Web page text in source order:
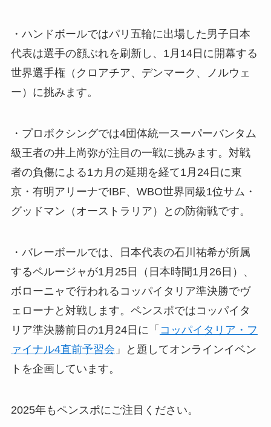
・ハンドボールではパリ五輪に出場した男子日本
代表は選手の顔ぶれを刷新し、1月14日に開幕する
世界選手権（クロアチア、デンマーク、ノルウェ
ー）に挑みます。
・プロボクシングでは4団体統一スーパーバンタム
級王者の井上尚弥が注目の一戦に挑みます。対戦
者の負傷による1カ月の延期を経て1月24日に東
京・有明アリーナでIBF、WBO世界同級1位サム・
グッドマン（オーストラリア）との防衛戦です。
・バレーボールでは、日本代表の石川祐希が所属
するペルージャが1月25日（日本時間1月26日）、
ボローニャで行われるコッパイタリア準決勝でヴ
ェローナと対戦します。ペンスポではコッパイタ
リア準決勝前日の1月24日に「 コッパイタリア・フ
ァイナル4直前予習会 」と題してオンラインイベン
トを企画しています。
2025年もペンスポにご注目ください。